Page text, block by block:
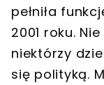
pełniła
2001 roku.
niektórzy
się polityką.